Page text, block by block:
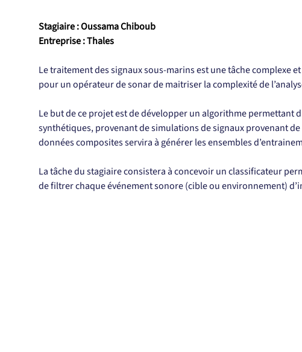
Stagiaire : Oussama Chiboub
Entreprise : Thales
Le traitement des signaux sous-marins est une tâche
pour un opérateur de sonar de maitriser la complexité de
Le but de ce projet est de développer un algorithme permettant
synthétiques, provenant de simulations de signaux provenant
données composites servira à générer les ensembles
La tâche du stagiaire consistera à concevoir un classificateur
de filtrer chaque événement sonore (cible ou environnement)